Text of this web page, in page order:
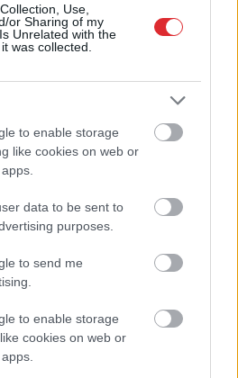
Use,
or Sharing of my
Unrelated with the
was collected.
to enable storage
like cookies on web or
data to be sent to
purposes.
to send me
to enable storage
cookies on web or
izlūkdienests,
Kurā
uz
Ziņot